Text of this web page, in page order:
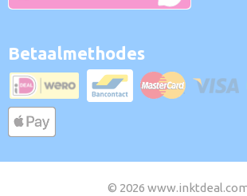
Betaalmethodes
© 2026